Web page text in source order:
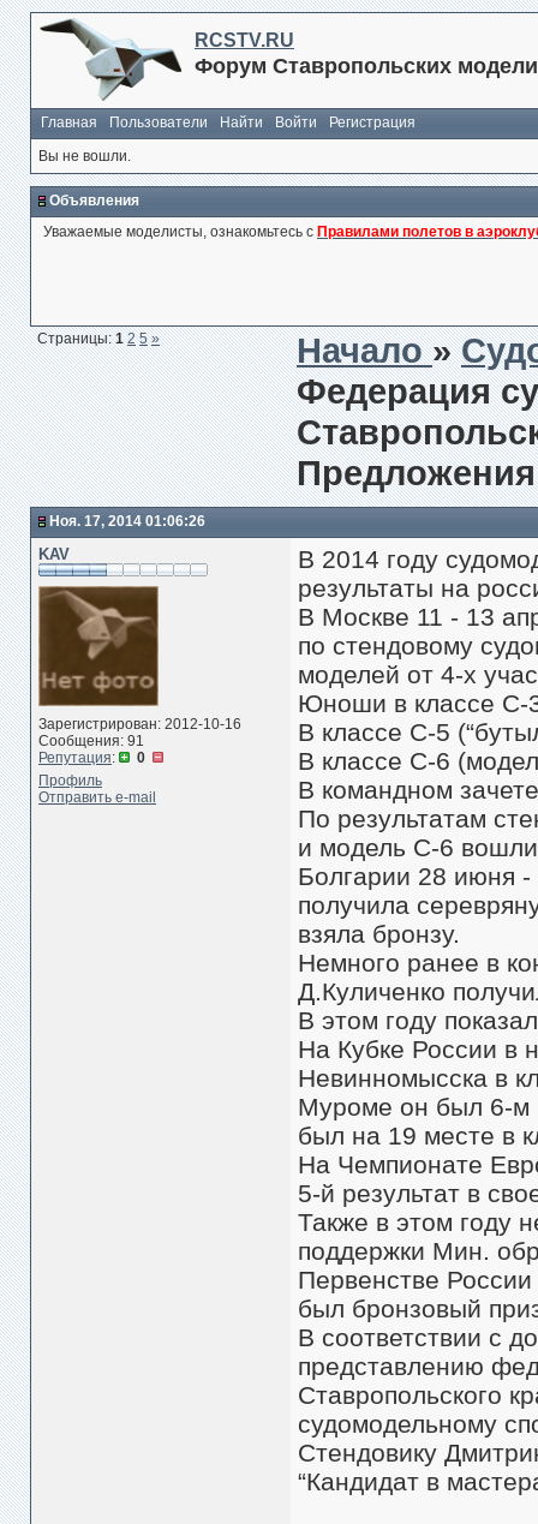
RCSTV.RU
Форум Ставропольских
Главная Пользователи Найти Войти
Регистрация
Вы не вошли.
Объявления
Уважаемые моделисты, ознакомьтесь с Правилами полетов в
Страницы:1 2 5 » Начало»
Федерация
Ноя. 17, 2014 01:06:26
KAV
Зарегистрирован: 2012-10-16
Сообщения: 91
Репутация:
0
Профиль
Отправить e-mail
В 2014 году
результаты на
В Москве 11 - 13
по стендовому
моделей от 4-х
Юноши в классе С-
В классе С-5
В классе С-6
В командном
По результатам
и модель С-6
Болгарии 28 июня
получила
взяла бронзу.
Немного ранее в
Д.Куличенко
В этом году
На Кубке России в
Невинномысска в
Муроме он был 6-м
был на 19 месте в
На Чемпионате
5-й результат в
Также в этом году
поддержки Мин.
Первенстве
был бронзовый
В соответствии с
представлению
Ставропольского
судомодельному
Стендовику
“Кандидат в